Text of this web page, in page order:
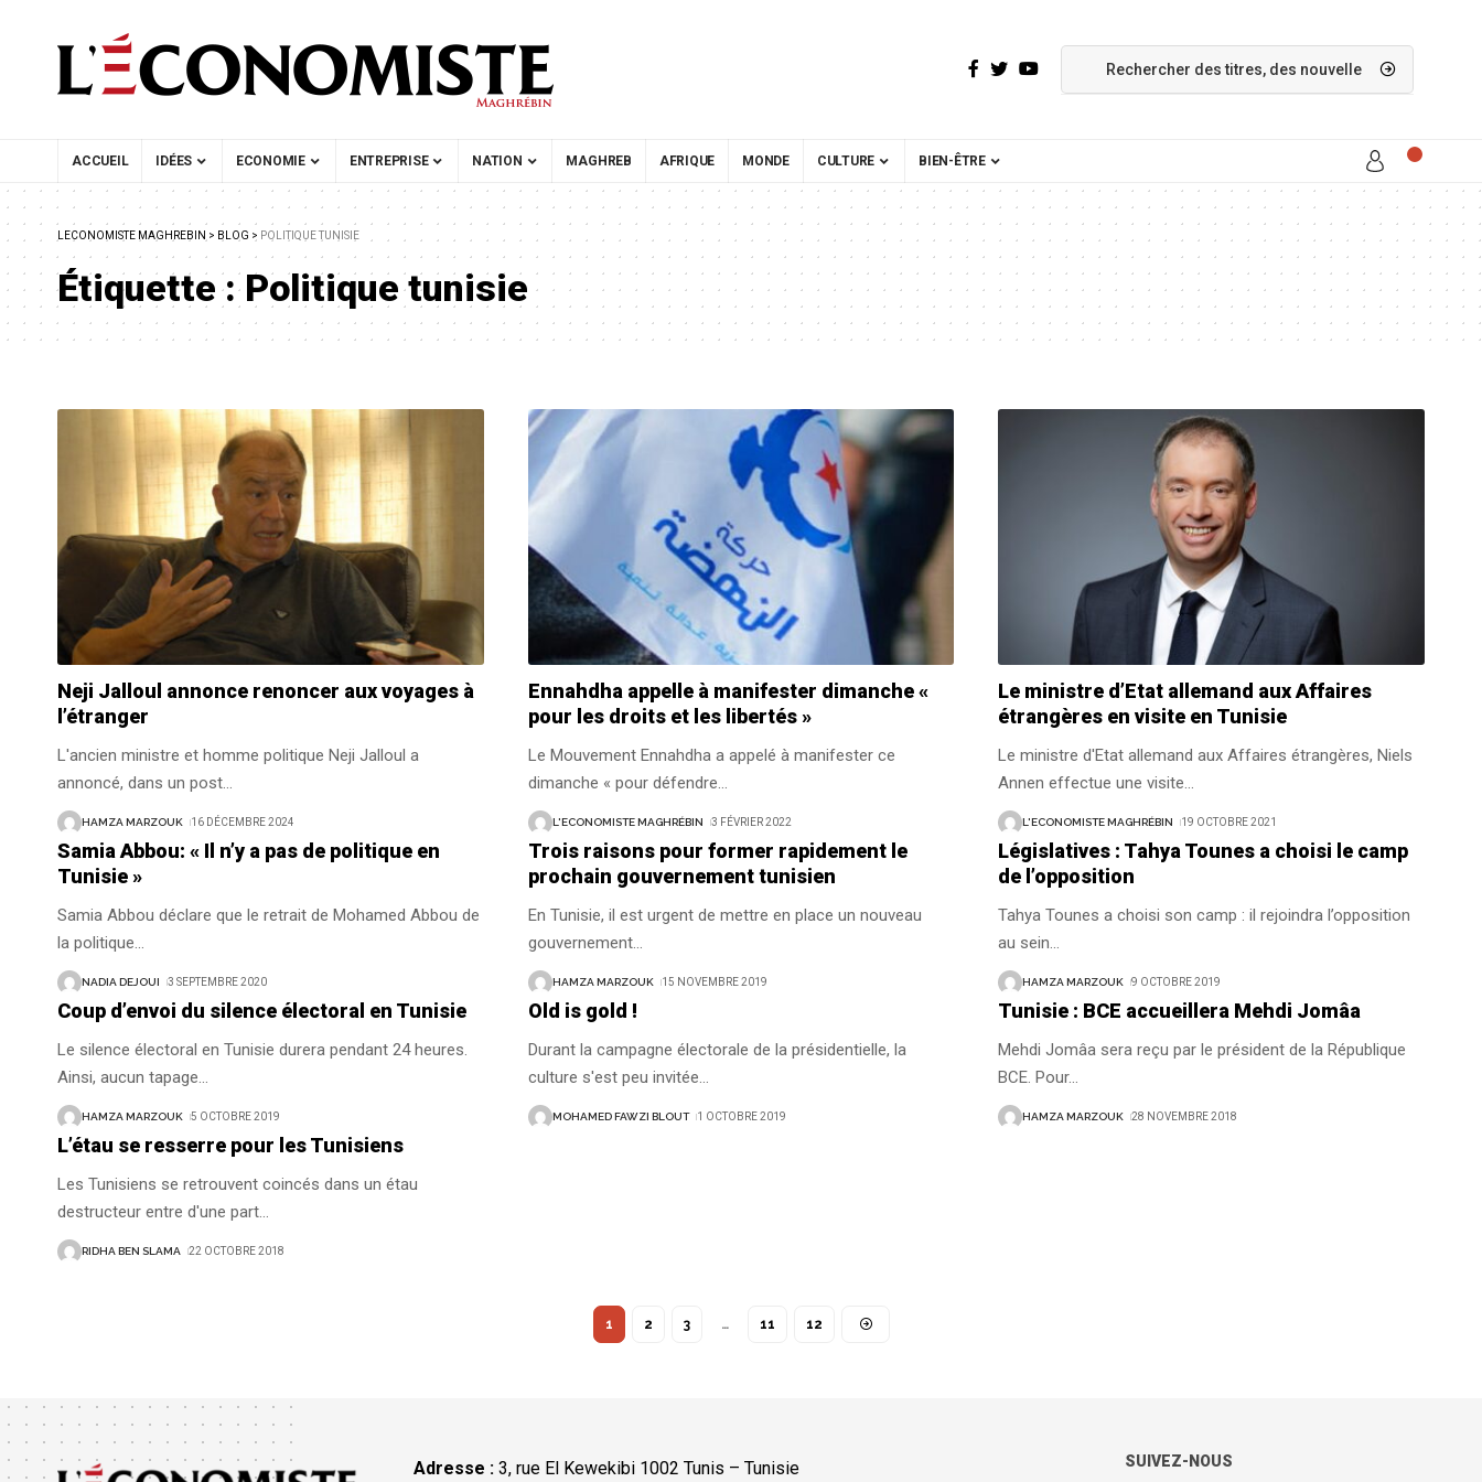
ACCUEIL IDÉES ECONOMIE ENTREPRISE NATION MAGHREB AFRIQUE MONDE CULTURE BIEN-ÊTRE
LECONOMISTE MAGHREBIN > BLOG > POLITIQUE TUNISIE
Étiquette :Politique tunisie
Neji Jalloul annonce renoncer aux voyages à
l’étranger
L'ancien ministre et homme politique Neji Jalloul a
annoncé, dans un post…
HAMZA MARZOUK 16 DÉCEMBRE 2024
Ennahdha appelle à manifester dimanche «
pour les droits et les libertés »
Le Mouvement Ennahdha a appelé à manifester ce
dimanche « pour défendre…
L'ECONOMISTE MAGHRÉBIN 3 FÉVRIER 2022
Le ministre d’Etat allemand aux Affaires
étrangères en visite en Tunisie
Le ministre d'Etat allemand aux Affaires étrangères, Niels
Annen effectue une visite…
L'ECONOMISTE MAGHRÉBIN 19 OCTOBRE 2021
Samia Abbou: « Il n’y a pas de politique en
Tunisie »
Samia Abbou déclare que le retrait de Mohamed Abbou de
la politique…
NADIA DEJOUI 3 SEPTEMBRE 2020
Trois raisons pour former rapidement le
prochain gouvernement tunisien
En Tunisie, il est urgent de mettre en place un nouveau
gouvernement…
HAMZA MARZOUK 15 NOVEMBRE 2019
Législatives : Tahya Tounes a choisi le camp
de l’opposition
Tahya Tounes a choisi son camp : il rejoindra l’opposition
au sein…
HAMZA MARZOUK 9 OCTOBRE 2019
Coup d’envoi du silence électoral en Tunisie
Le silence électoral en Tunisie durera pendant 24 heures.
Ainsi, aucun tapage…
HAMZA MARZOUK 5 OCTOBRE 2019
Old is gold !
Durant la campagne électorale de la présidentielle, la
culture s'est peu invitée...
MOHAMED FAWZI BLOUT 1 OCTOBRE 2019
Tunisie : BCE accueillera Mehdi Jomâa
Mehdi Jomâa sera reçu par le président de la République
BCE. Pour…
HAMZA MARZOUK 28 NOVEMBRE 2018
L’étau se resserre pour les Tunisiens
Les Tunisiens se retrouvent coincés dans un étau
destructeur entre d'une part…
RIDHA BEN SLAMA 22 OCTOBRE 2018
1 2 3 … 11 12
Adresse : 3, rue El Kewekibi 1002 Tunis – Tunisie SUIVEZ-NOUS